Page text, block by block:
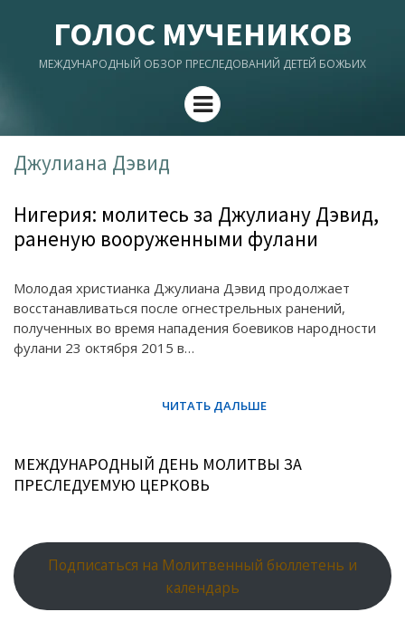
ГОЛОС МУЧЕНИКОВ
МЕЖДУНАРОДНЫЙ ОБЗОР ПРЕСЛЕДОВАНИЙ ДЕТЕЙ БОЖЬИХ
Menu
Джулиана Дэвид
Нигерия: молитесь за Джулиану Дэвид,
раненую вооруженными фулани
Молодая христианка Джулиана Дэвид продолжает
восстанавливаться после огнестрельных ранений,
полученных во время нападения боевиков народности
фулани 23 октября 2015 в…
МЕЖДУНАРОДНЫЙ ДЕНЬ МОЛИТВЫ ЗА
ПРЕСЛЕДУЕМУЮ ЦЕРКОВЬ
Подписаться на Молитвенный бюллетень и
календарь